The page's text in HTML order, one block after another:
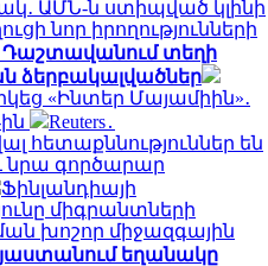
ԱՄՆ-ն ստիպված կլինի
նոր իրողությունների
տեղի
ձերբակալվածներ
«Ինտեր Մայամիին»․
Reuters․
հետաքննություններ են
գործարար
Ֆինլանդիայի
միգրանտների
խոշոր միջազգային
եղանակը